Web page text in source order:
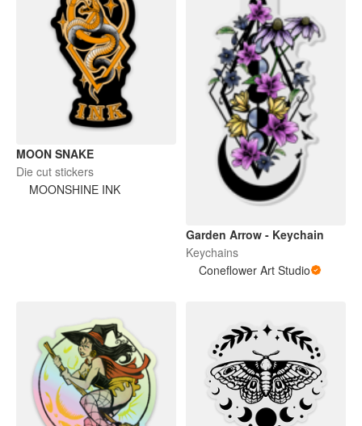
MOON SNAKE
Die cut stickers
MOONSHINE INK
Garden Arrow - Keychain
Keychains
Coneflower Art Studio